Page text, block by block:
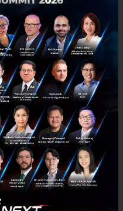
ต่างระหว่างยุคนี้กับยุค
นแค่มีเว็บไซต์ก็เข้า
ริง’แต่บริษัท AI ยุคนี้มี
ด้แค่อาศัยความฟูฟ่อง
วนตัวฟันธงว่า‘ไม่น่าใช่
ร์ว่า Data Center ขนาด